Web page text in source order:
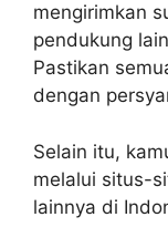
mengirimkan
pendukung
Pastikan
dengan
Selain itu,
melalui situs-
lainnya di